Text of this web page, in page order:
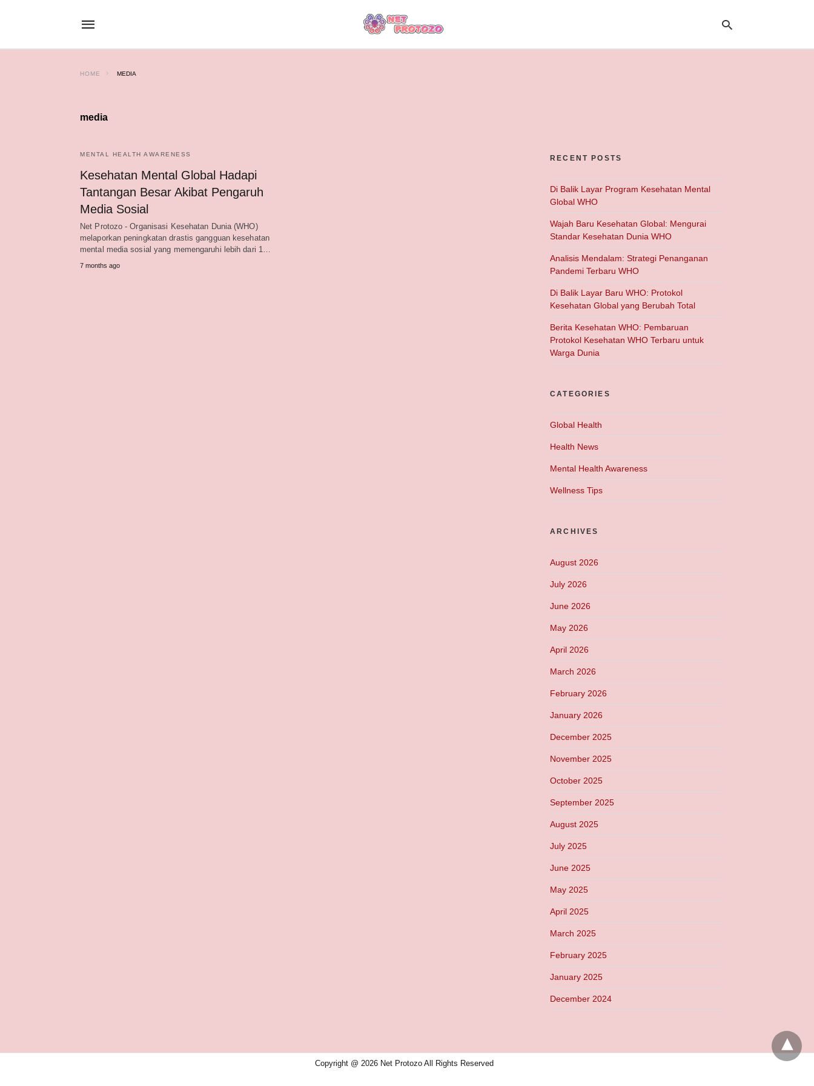
HOME MEDIA
media
MENTAL HEALTH AWARENESS
Kesehatan Mental Global Hadapi
Tantangan Besar Akibat Pengaruh
Media Sosial
Net Protozo - Organisasi Kesehatan Dunia (WHO)
melaporkan peningkatan drastis gangguan kesehatan
mental media sosial yang memengaruhi lebih dari 1…
7 months ago
RECENT POSTS
Di Balik Layar Program Kesehatan Mental
Global WHO
Wajah Baru Kesehatan Global: Mengurai
Standar Kesehatan Dunia WHO
Analisis Mendalam: Strategi Penanganan
Pandemi Terbaru WHO
Di Balik Layar Baru WHO: Protokol
Kesehatan Global yang Berubah Total
Berita Kesehatan WHO: Pembaruan
Protokol Kesehatan WHO Terbaru untuk
Warga Dunia
CATEGORIES
Global Health
Health News
Mental Health Awareness
Wellness Tips
ARCHIVES
August 2026
July 2026
June 2026
May 2026
April 2026
March 2026
February 2026
January 2026
December 2025
November 2025
October 2025
September 2025
August 2025
July 2025
June 2025
May 2025
April 2025
March 2025
February 2025
January 2025
December 2024
Copyright @ 2026 Net Protozo All Rights Reserved